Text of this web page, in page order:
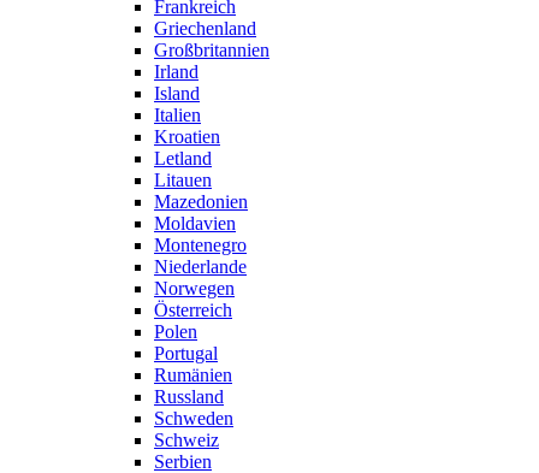
Frankreich
Griechenland
Großbritannien
Irland
Island
Italien
Kroatien
Letland
Litauen
Mazedonien
Moldavien
Montenegro
Niederlande
Norwegen
Österreich
Polen
Portugal
Rumänien
Russland
Schweden
Schweiz
Serbien